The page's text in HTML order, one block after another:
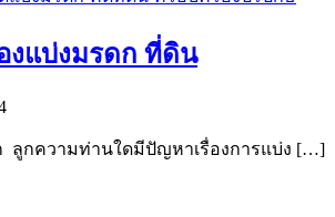
งแบ่งมรดก ที่ดิน
ลูกความท่านใดมีปัญหาเรื่องการแบ่ง […]